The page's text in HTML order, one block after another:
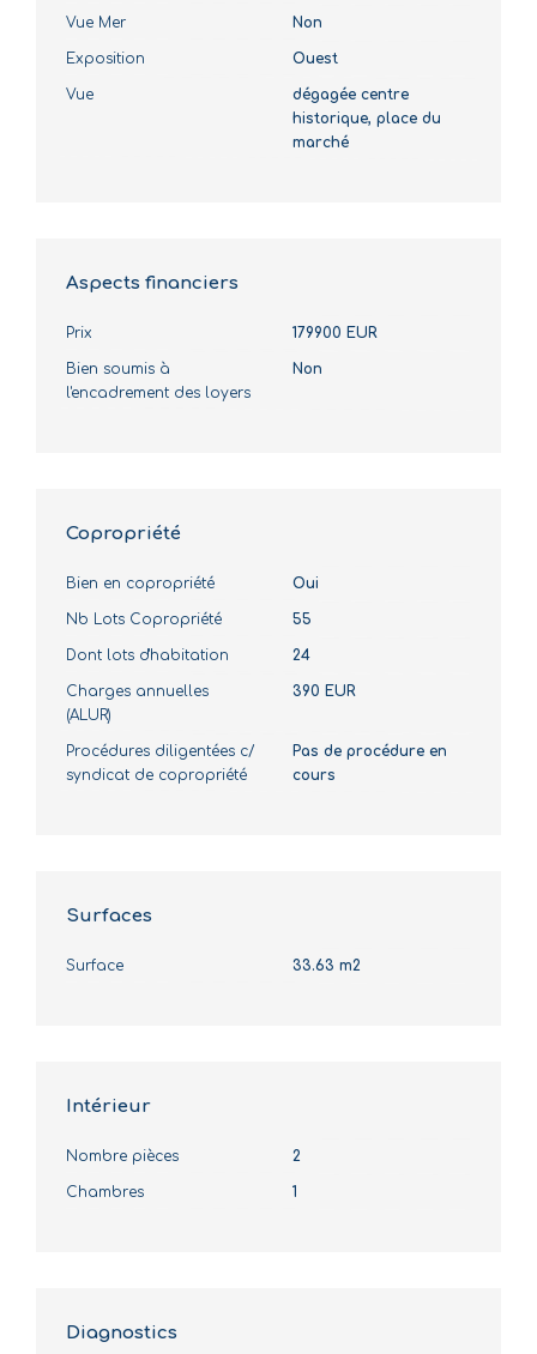
Vue Mer Non
Exposition Ouest
Vue
dégagée centre
historique, place du
marché
Aspects financiers
Prix 179900 EUR
Bien soumis à
l'encadrement des loyers
Non
Copropriété
Bien en copropriété Oui
Nb Lots Copropriété 55
Dont lots d'habitation 24
Charges annuelles
(ALUR)
390 EUR
Procédures diligentées c/
syndicat de copropriété
Pas de procédure en
cours
Surfaces
Surface 33.63 m2
Intérieur
Nombre pièces 2
Chambres 1
Diagnostics